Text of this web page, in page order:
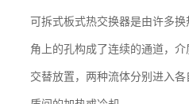
可拆式板式热交换器是由许多
角上的孔构成了连续的通道，
交替放置，两种流体分别进入